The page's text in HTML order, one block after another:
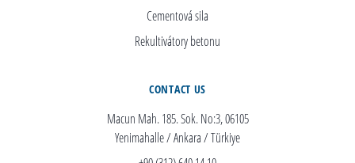
Cementová sila
Rekultivátory betonu
CONTACT US
Macun Mah. 185. Sok. No:3, 06105
Yenimahalle / Ankara / Türkiye